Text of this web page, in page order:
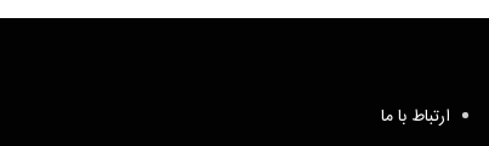
ارتباط با ما